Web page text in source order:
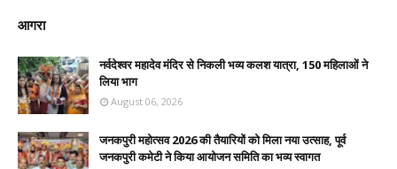
आगरा
नर्वदेश्वर महादेव मंदिर से निकली भव्य कलश यात्रा, 150 महिलाओं ने
लिया भाग
August 06, 2026
जनकपुरी महोत्सव 2026 की तैयारियों को मिला नया उत्साह, पूर्व
जनकपुरी कमेटी ने किया आयोजन समिति का भव्य स्वागत